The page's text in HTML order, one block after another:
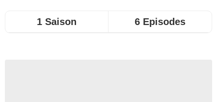
1 Saison 6 Episodes